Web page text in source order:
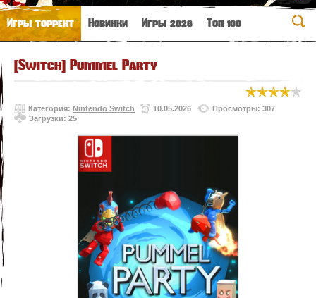
Игры торрент Новинки Игры 2026 Топ 100
[Switch] Pummel Party
Категория: Nintendo Switch 10.05.2026
Просмотры: 307
Загрузки: 25